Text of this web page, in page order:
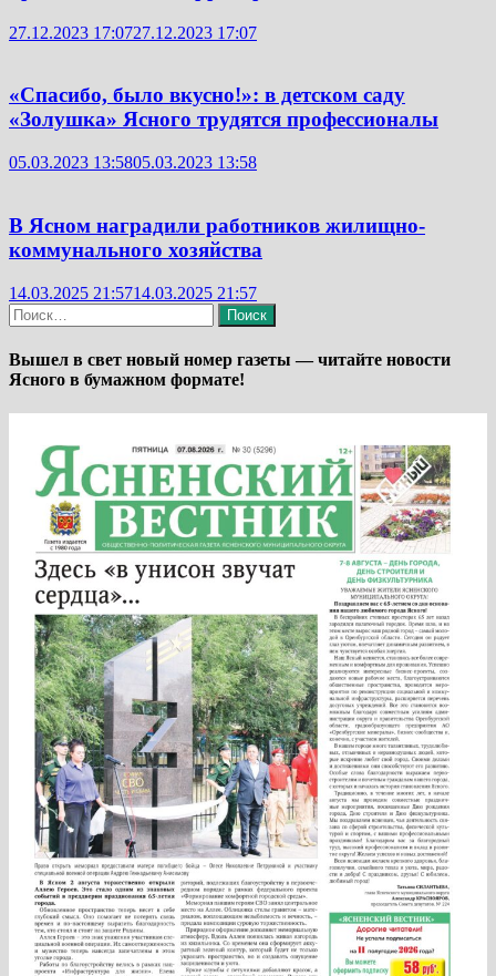
27.12.2023 17:0727.12.2023 17:07
«Спасибо, было вкусно!»: в детском саду
«Золушка» Ясного трудятся профессионалы
05.03.2023 13:5805.03.2023 13:58
В Ясном наградили работников жилищно-
коммунального хозяйства
14.03.2025 21:5714.03.2025 21:57
Найти:
Вышел в свет новый номер газеты — читайте новости
Ясного в бумажном формате!